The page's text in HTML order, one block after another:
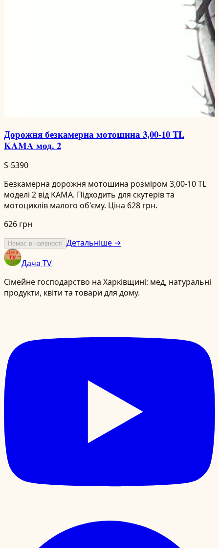
Дорожня безкамерна мотошина 3,00-10 TL
KAMA мод. 2
S-5390
Безкамерна дорожня мотошина розміром 3,00-10 TL
моделі 2 від KAMA. Підходить для скутерів та
мотоциклів малого об'єму. Ціна 628 грн.
626 грн
Немає в наявності Детальніше →
Дача TV
Сімейне господарство на Харківщині: мед, натуральні
продукти, квіти та товари для дому.